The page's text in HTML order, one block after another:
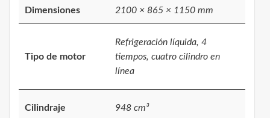
Dimensiones 2100 × 865 × 1150 mm
Tipo de motor
Refrigeración líquida, 4
tiempos, cuatro cilindro en
línea
Cilindraje 948 cm³